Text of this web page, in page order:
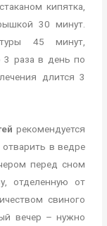
кипятка,
30 минут.
45 минут,
3 раза в день по
длится 3
рекомендуется
отварить в ведре
перед сном
отделенную от
свиного
вечер – нужно